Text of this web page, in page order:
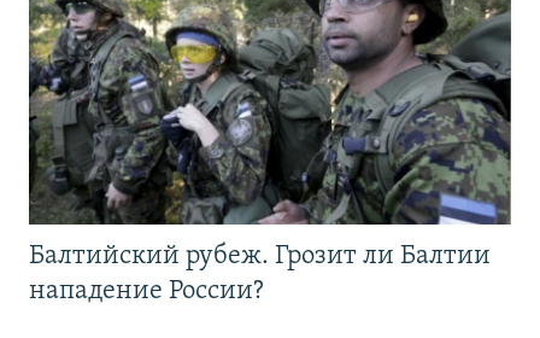
Балтийский рубеж. Грозит ли Балтии
нападение России?